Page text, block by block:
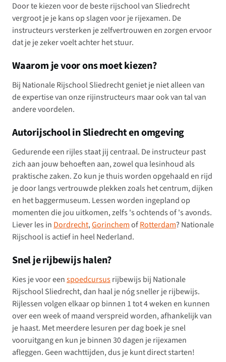
Door te kiezen voor de beste rijschool van Sliedrecht
vergroot je je kans op slagen voor je rijexamen. De
instructeurs versterken je zelfvertrouwen en zorgen ervoor
dat je je zeker voelt achter het stuur.
Waarom je voor ons moet kiezen?
Bij Nationale Rijschool Sliedrecht geniet je niet alleen van
de expertise van onze rijinstructeurs maar ook van tal van
andere voordelen.
Autorijschool in Sliedrecht en omgeving
Gedurende een rijles staat jij centraal. De instructeur past
zich aan jouw behoeften aan, zowel qua lesinhoud als
praktische zaken. Zo kun je thuis worden opgehaald en rijd
je door langs vertrouwde plekken zoals het centrum, dijken
en het baggermuseum. Lessen worden ingepland op
momenten die jou uitkomen, zelfs 's ochtends of 's avonds.
Liever les in Dordrecht,GorinchemofRotterdam? Nationale
Rijschool is actief in heel Nederland.
Snel je rijbewijs halen?
Kies je voor eenspoedcursusrijbewijs bij Nationale
Rijschool Sliedrecht, dan haal je nóg sneller je rijbewijs.
Rijlessen volgen elkaar op binnen 1 tot 4 weken en kunnen
over een week of maand verspreid worden, afhankelijk van
je haast. Met meerdere lesuren per dag boek je snel
vooruitgang en kun je binnen 30 dagen je rijexamen
afleggen. Geen wachttijden, dus je kunt direct starten!